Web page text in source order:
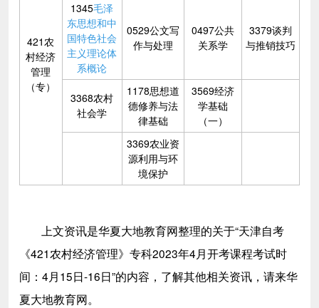
421农
村经济
管理
（专）
1345毛泽
东思想和中
国特色社会
主义理论体
系概论
0529公文写
作与处理
0497公共
关系学
3379谈判
与推销技巧
3368农村
社会学
1178思想道
德修养与法
律基础
3569经济
学基础
（一）
3369农业资
源利用与环
境保护
上文资讯是华夏大地教育网整理的关于“天津自考
《421农村经济管理》专科2023年4月开考课程考试时
间：4月15日-16日”的内容，了解其他相关资讯，请来华
夏大地教育网。